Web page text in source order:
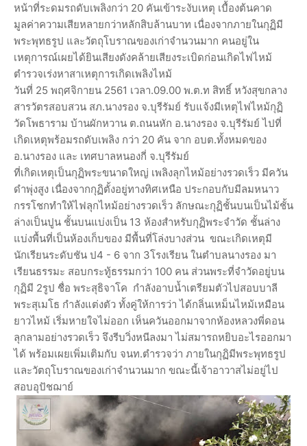
หน้าที่ระดมรถดับเพลิงกว่า 20 คันเข้าระงับเหตุ เบื้องต้นคาด
มูลค่าความเสียหลายกว่าหลักสิบล้านบาท เนื่องจากภายในกุฏิมี
พระพุทธรูป และวัตถุโบราณของเก่าจำนวนมาก คนอยู่ใน
เหตุการณ์เผยได้ยินเสียงดังคล้ายเสียงระเบิดก่อนเกิดไฟไหม้
ตำรวจเร่งหาสาเหตุการเกิดเพลิงไหม้
วันที่ 25 พฤศจิกายน 2561 เวลา.09.00 พ.ต.ท สิทธิ์ หวังสุขกลาง
สารวัตรสอบสวน สภ.นางรอง จ.บุรีรัมย์ รับแจ้งมีเหตุไฟไหม้กุฏิ
วัดโพธาราม บ้านผักหวาน ต.ถนนหัก อ.นางรอง จ.บุรีรัมย์ ไปที่
เกิดเหตุพร้อมรถดับเพลิง กว่า 20 คัน จาก อบต.ทั้งหมดของ
อ.นางรอง และ เทศบาลหนองกี่ จ.บุรีรัมย์
ที่เกิดเหตุเป็นกุฏิพระขนาดใหญ่ เพลิงลุกไหม้อย่างรวดเร็ว มีควัน
ดำพุ่งสูง เนื่องจากกุฏิตั้งอยู่ทางทิศเหนือ ประกอบกับมีลมหนาว
กรรโชกทำให้ไฟลุกไหม้อย่างรวดเร็ว ลักษณะกุฏิชั้นบนเป็นไม้ชั้น
ล่างเป็นปูน ชั้นบนแบ่งเป็น 13 ห้องสำหรับกุฏิพระจำวัด ชั้นล่าง
แบ่งพื้นที่เป็นห้องเก็บของ มีพื้นที่โล่งบางส่วน ขณะเกิดเหตุมี
นักเรียนระดับชัน ป4 - 6 จาก 3โรงเรียน ในตำบลนางรอง มา
เรียนธรรมะ สอบกระทู้ธรรมกว่า 100 คน ส่วนพระที่จำวัดอยู่บน
กุฏิมี 2รูป ชื่อ พระสุธิจาโค กำลังอาบน้ำเตรียมตัวไปสอบบาลี
พระสุเมโธ กำลังแต่งตัว ทั้งคู่ให้การว่า ได้กลิ่นเหม็นไหม้เหมือน
ยาวไหม้ เริ่มหายใจไม่ออก เห็นควันออกมาจากห้องหลวงพี่ดอน
ลุกลามอย่างรวดเร็ว จึงรีบวิ่งหนีลงมา ไม่สมารถหยิบอะไรออกมา
ได้ พร้อมเผยเพิ่มเติมกับ จนท.ตำรวจว่า ภายในกุฏิมีพระพุทธรูป
และวัตถุโบราณของเก่าจำนวนมาก ขณะนี้เจ้าอาวาสไม่อยู่ไป
สอบอุปัชฌาย์